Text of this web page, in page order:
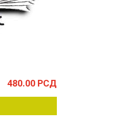
480.00 РСД